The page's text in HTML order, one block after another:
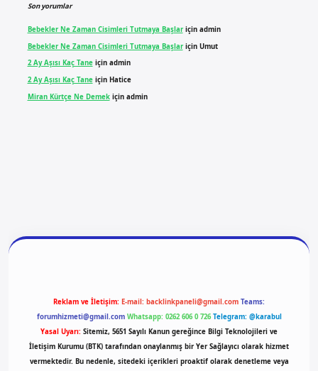
Son yorumlar
Bebekler Ne Zaman Cisimleri Tutmaya Başlariçin admin
Bebekler Ne Zaman Cisimleri Tutmaya Başlariçin Umut
2 Ay Aşısı Kaç Taneiçin admin
2 Ay Aşısı Kaç Taneiçin Hatice
Miran Kürtçe Ne Demekiçin admin
Reklam ve İletişim: E-mail: backlinkpaneli@gmail.com Teams:
forumhizmeti@gmail.com Whatsapp: 0262 606 0 726 Telegram: @karabul
Yasal Uyarı: Sitemiz, 5651 Sayılı Kanun gereğince Bilgi Teknolojileri ve
İletişim Kurumu (BTK) tarafından onaylanmış bir Yer Sağlayıcı olarak hizmet
vermektedir. Bu nedenle, sitedeki içerikleri proaktif olarak denetleme veya